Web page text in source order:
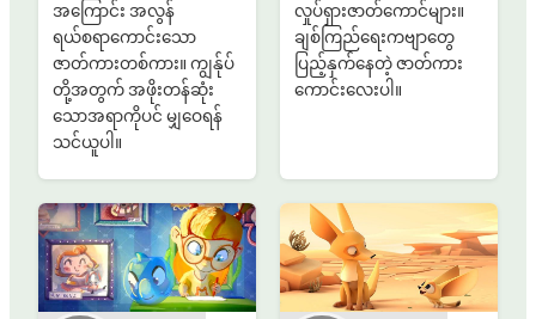
အကြောင်း အလွန်
ရယ်စရာကောင်းသော
ဇာတ်ကားတစ်ကား။ ကျွန်ုပ်
တို့အတွက် အဖိုးတန်ဆုံး
သောအရာကိုပင် မျှဝေရန်
သင်ယူပါ။
လှုပ်ရှားဇာတ်ကောင်များ။
ချစ်ကြည်ရေးကဗျာတွေ
ပြည့်နှက်နေတဲ့ ဇာတ်ကား
ကောင်းလေးပါ။